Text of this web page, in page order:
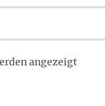
angezeigt